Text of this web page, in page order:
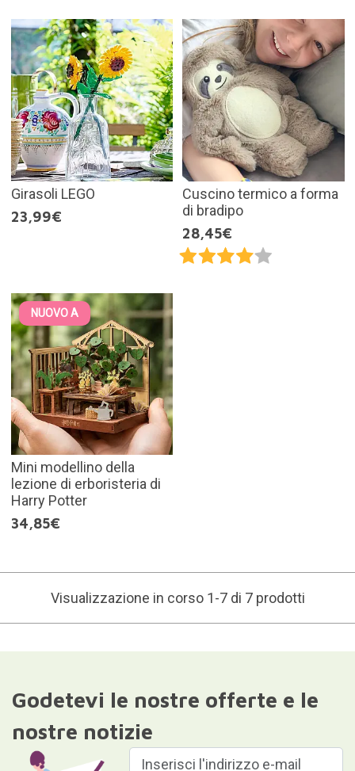
Girasoli LEGO
23,99€
Cuscino termico a forma
di bradipo
28,45€
NUOVO A
Mini modellino della
lezione di erboristeria di
Harry Potter
34,85€
Visualizzazione in corso 1-7 di 7 prodotti
Godetevi le nostre offerte e le
nostre notizie